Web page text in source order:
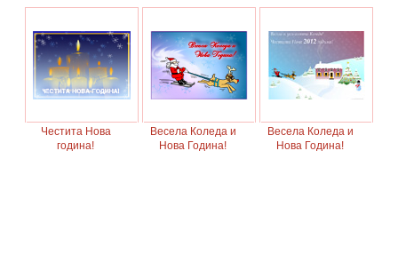
Честита Нова
година!
Весела Коледа и
Нова Година!
Весела Коледа и
Нова Година!